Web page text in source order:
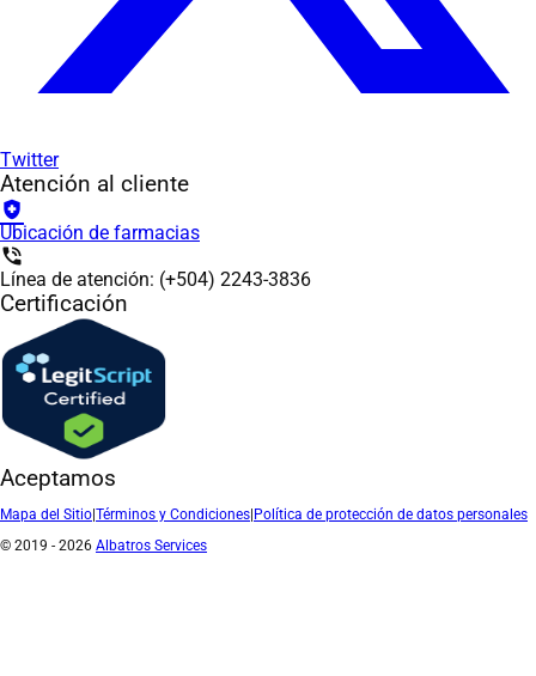
Twitter
Atención al cliente
health_and_safety
Ubicación de farmacias
phone_in_talk
Línea de atención: (+504) 2243-3836
Certificación
Aceptamos
Mapa del Sitio|Términos y Condiciones|Política de protección de datos personales
© 2019 - 2026 Albatros Services